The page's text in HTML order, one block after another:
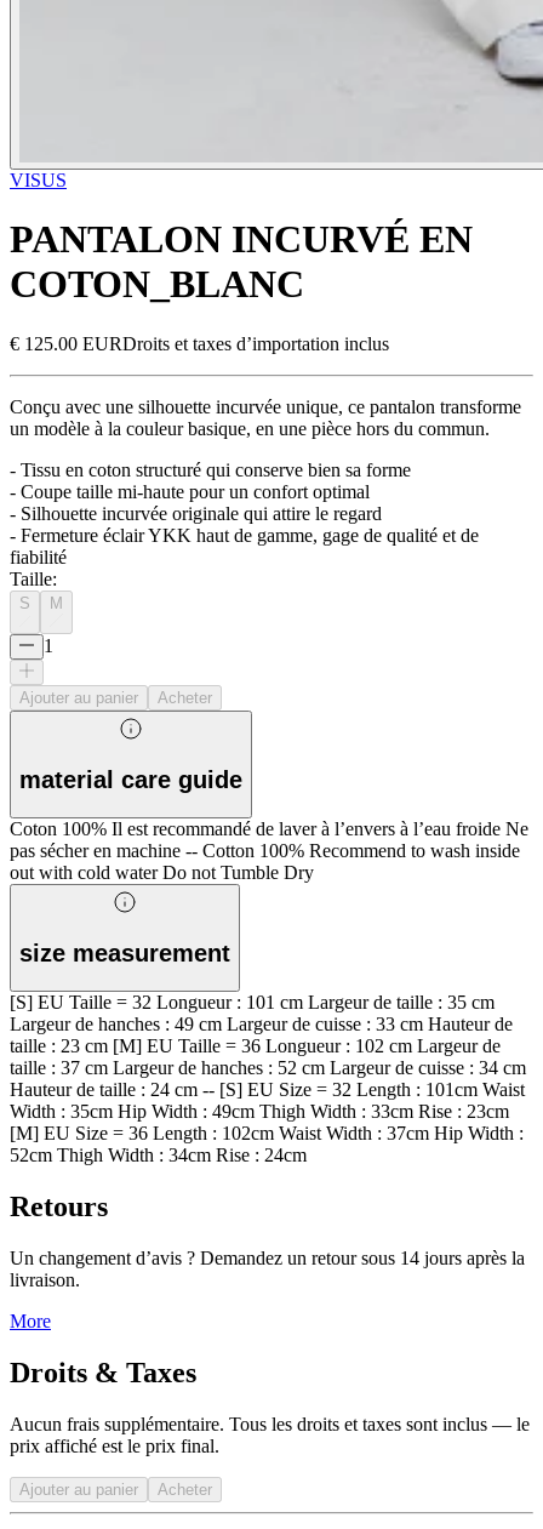
VISUS
PANTALON INCURVÉ EN
COTON_BLANC
€ 125.00 EURDroits et taxes d’importation inclus
Conçu avec une silhouette incurvée unique, ce pantalon transforme
un modèle à la couleur basique, en une pièce hors du commun.
- Tissu en coton structuré qui conserve bien sa forme
- Coupe taille mi-haute pour un confort optimal
- Silhouette incurvée originale qui attire le regard
- Fermeture éclair YKK haut de gamme, gage de qualité et de
fiabilité
Taille:
S M
1
Ajouter au panier Acheter
material care guide
Coton 100% Il est recommandé de laver à l’envers à l’eau froide Ne
pas sécher en machine -- Cotton 100% Recommend to wash inside
out with cold water Do not Tumble Dry
size measurement
[S] EU Taille = 32 Longueur : 101 cm Largeur de taille : 35 cm
Largeur de hanches : 49 cm Largeur de cuisse : 33 cm Hauteur de
taille : 23 cm [M] EU Taille = 36 Longueur : 102 cm Largeur de
taille : 37 cm Largeur de hanches : 52 cm Largeur de cuisse : 34 cm
Hauteur de taille : 24 cm -- [S] EU Size = 32 Length : 101cm Waist
Width : 35cm Hip Width : 49cm Thigh Width : 33cm Rise : 23cm
[M] EU Size = 36 Length : 102cm Waist Width : 37cm Hip Width :
52cm Thigh Width : 34cm Rise : 24cm
Retours
Un changement d’avis ? Demandez un retour sous 14 jours après la
livraison.
More
Droits & Taxes
Aucun frais supplémentaire. Tous les droits et taxes sont inclus — le
prix affiché est le prix final.
Ajouter au panier Acheter